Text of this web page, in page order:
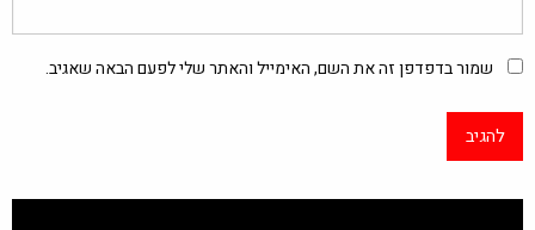
שמור בדפדפן זה את השם, האימייל והאתר שלי לפעם הבאה שאגיב.